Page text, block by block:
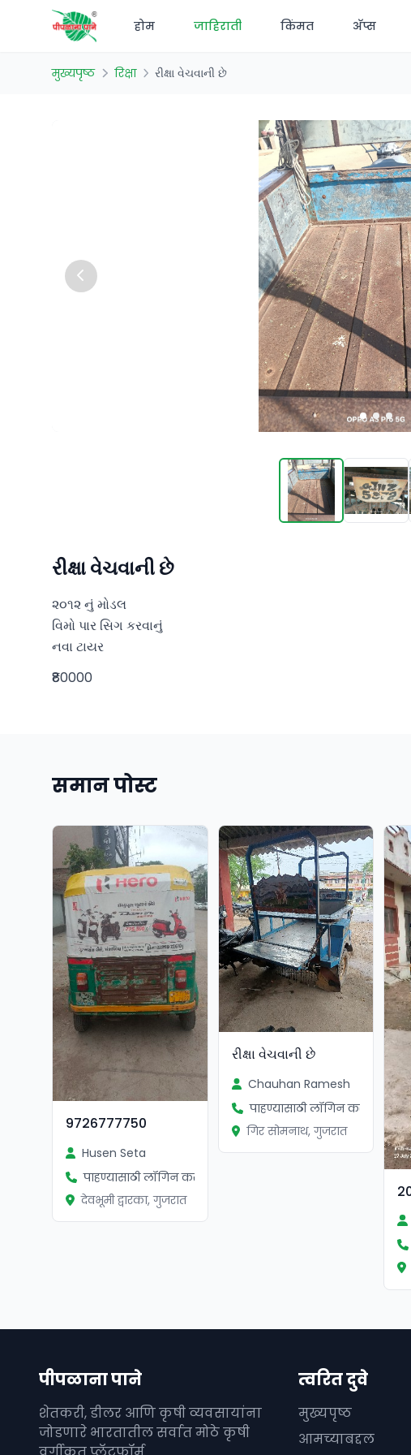
होम जाहिराती किंमत अ‍ॅप्स
मुख्यपृष्ठ रिक्षा રીક્ષા વેચવાની છે
રીક્ષા વેચવાની છે
૨૦૧૨ નું મોડલ
વિમો પાર સિગ‌ કરવાનું
નવા ટાયર
₹80000
समान पोस्ट
9726777750
Husen Seta
पाहण्यासाठी लॉगिन करा
देवभूमी द्वारका, गुजरात
રીક્ષા વેચવાની છે
Chauhan Ramesh
पाहण्यासाठी लॉगिन करा
गिर सोमनाथ, गुजरात
पीपळाना पाने
शेतकरी, डीलर आणि कृषी व्यवसायांना
जोडणारे भारतातील सर्वात मोठे कृषी
त्वरित दुवे
मुख्यपृष्ठ
आमच्याबद्दल